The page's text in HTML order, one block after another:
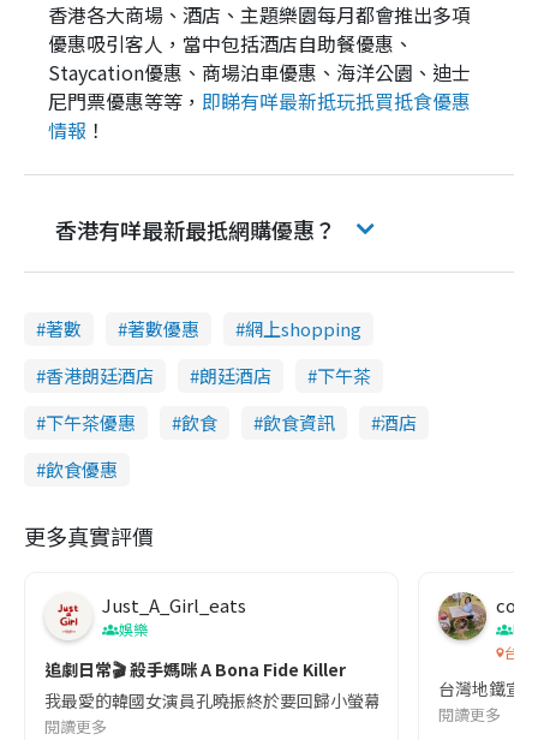
m
香港各大商場、酒店、主題樂園每月都會推出多項
優惠吸引客人，當中包括酒店自助餐優惠、
Staycation優惠、商場泊車優惠、海洋公園、迪士
尼門票優惠等等， 即睇有咩最新抵玩扺買抵食優惠
情報 ！
香港有咩最新最抵網購優惠？
著數 著數優惠
網上shopping
香港朗廷酒店
朗廷酒店
下午茶
下午茶優惠
飲食 飲食資訊
酒店
飲食優惠
更多真實評價
Just_A_Girl_eats
娛樂
追劇日常🎬 殺手媽咪 A Bona Fide Killer
我最愛的韓國女演員孔曉振終於要回歸小螢幕啦!這次的劇本改編
閱讀更多
co
吹
台灣
台灣地鐵宣
閱讀更多